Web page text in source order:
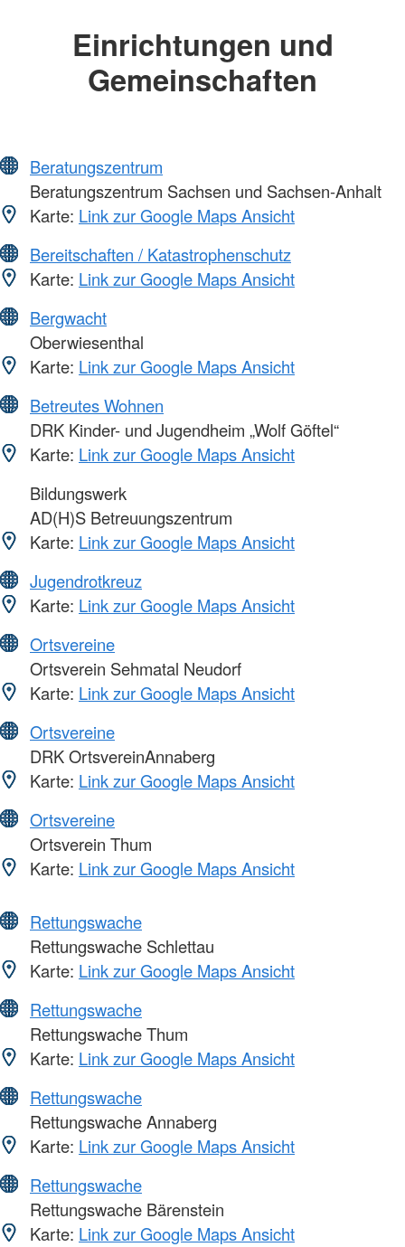
Einrichtungen und
Gemeinschaften
Beratungszentrum
Beratungszentrum Sachsen und Sachsen-Anhalt
Karte: Link zur Google Maps Ansicht
Bereitschaften / Katastrophenschutz
Karte: Link zur Google Maps Ansicht
Bergwacht
Oberwiesenthal
Karte: Link zur Google Maps Ansicht
Betreutes Wohnen
DRK Kinder- und Jugendheim „Wolf Göftel“
Karte: Link zur Google Maps Ansicht
Bildungswerk
AD(H)S Betreuungszentrum
Karte: Link zur Google Maps Ansicht
Jugendrotkreuz
Karte: Link zur Google Maps Ansicht
Ortsvereine
Ortsverein Sehmatal Neudorf
Karte: Link zur Google Maps Ansicht
Ortsvereine
DRK OrtsvereinAnnaberg
Karte: Link zur Google Maps Ansicht
Ortsvereine
Ortsverein Thum
Karte: Link zur Google Maps Ansicht
Rettungswache
Rettungswache Schlettau
Karte: Link zur Google Maps Ansicht
Rettungswache
Rettungswache Thum
Karte: Link zur Google Maps Ansicht
Rettungswache
Rettungswache Annaberg
Karte: Link zur Google Maps Ansicht
Rettungswache
Rettungswache Bärenstein
Karte: Link zur Google Maps Ansicht